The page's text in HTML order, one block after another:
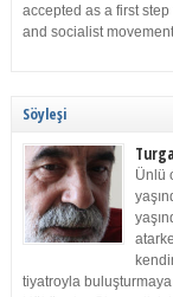
accepted as a first
and socialist
Söyleşi
Ünlü
tiyatroyla